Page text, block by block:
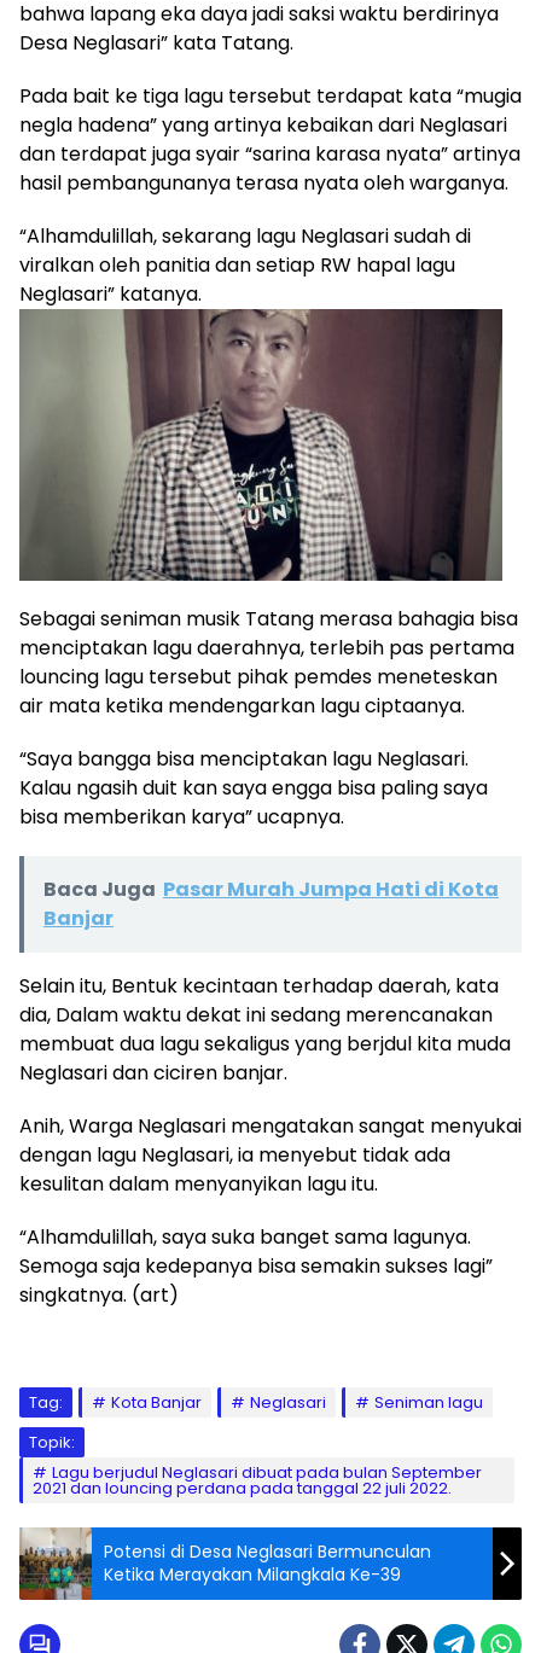
bahwa lapang eka daya jadi saksi waktu berdirinya
Desa Neglasari” kata Tatang.
Pada bait ke tiga lagu tersebut terdapat kata “mugia
negla hadena” yang artinya kebaikan dari Neglasari
dan terdapat juga syair “sarina karasa nyata” artinya
hasil pembangunanya terasa nyata oleh warganya.
“Alhamdulillah, sekarang lagu Neglasari sudah di
viralkan oleh panitia dan setiap RW hapal lagu
Neglasari” katanya.
Sebagai seniman musik Tatang merasa bahagia bisa
menciptakan lagu daerahnya, terlebih pas pertama
louncing lagu tersebut pihak pemdes meneteskan
air mata ketika mendengarkan lagu ciptaanya.
“Saya bangga bisa menciptakan lagu Neglasari.
Kalau ngasih duit kan saya engga bisa paling saya
bisa memberikan karya” ucapnya.
Baca Juga Pasar Murah Jumpa Hati di Kota
Banjar
Selain itu, Bentuk kecintaan terhadap daerah, kata
dia, Dalam waktu dekat ini sedang merencanakan
membuat dua lagu sekaligus yang berjdul kita muda
Neglasari dan ciciren banjar.
Anih, Warga Neglasari mengatakan sangat menyukai
dengan lagu Neglasari, ia menyebut tidak ada
kesulitan dalam menyanyikan lagu itu.
“Alhamdulillah, saya suka banget sama lagunya.
Semoga saja kedepanya bisa semakin sukses lagi”
singkatnya. (art)
Tag: Kota Banjar Neglasari
Seniman lagu
Topik:
Lagu berjudul Neglasari dibuat pada bulan September
2021 dan louncing perdana pada tanggal 22 juli 2022.
Potensi di Desa Neglasari Bermunculan
Ketika Merayakan Milangkala Ke-39